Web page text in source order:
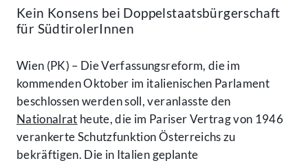
Kein Konsens bei Doppelstaatsbürgerschaft
für SüdtirolerInnen
Wien (PK) – Die Verfassungsreform, die im
kommenden Oktober im italienischen Parlament
beschlossen werden soll, veranlasste den
Nationalrat heute, die im Pariser Vertrag von 1946
verankerte Schutzfunktion Österreichs zu
bekräftigen. Die in Italien geplante